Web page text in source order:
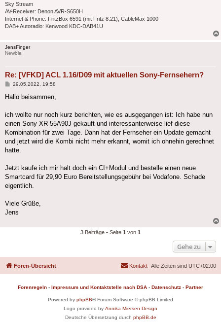
Sky Stream
AV-Receiver: Denon AVR-S650H
Internet & Phone: FritzBox 6591 (mit Fritz 8.21), CableMax 1000
DAB+ Autoradio: Kenwood KDC-DAB41U
JensFinger
Newbie
Re: [VFKD] ACL 1.16/D09 mit aktuellen Sony-Fernsehern?
Beitrag
29.05.2022, 19:58
Hallo beisammen,
ich wollte nur noch kurz berichten, wie es ausgegangen ist: Ich habe nun
einen Sony XR-55A90J gekauft und interessanterweise lief diese
Kombination für zwei Tage. Dann hat der Fernseher ein Update gemacht
und jetzt wird die Kombi nicht mehr erkannt, womit ich ohnehin gerechnet
hatte.
Jetzt kaufe ich mir halt doch ein CI+Modul und bestelle einen neue
Smartcard für 29,90 Euro Bereitstellungsgebühr bei Vodafone. Schade
eigentlich.
Viele Grüße,
Jens
3 Beiträge • Seite 1 von 1
Gehe zu
Foren-Übersicht Alle Zeiten sind UTC+02:00
Kontakt
Forenregeln - Impressum und Kontaktstelle nach DSA - Datenschutz - Partner
Powered by phpBB® Forum Software © phpBB Limited
Logo provided by Annika Miersen Design
Deutsche Übersetzung durch phpBB.de